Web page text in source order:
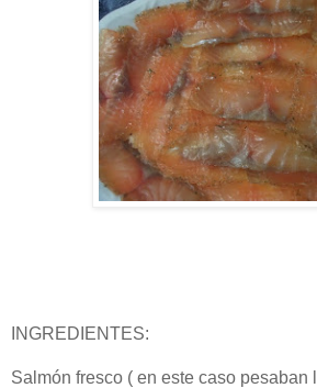
INGREDIENTES:
Salmón fresco ( en este caso pesaban